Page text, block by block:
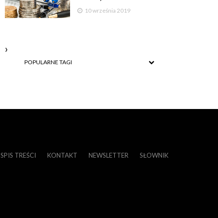
10 września 2019
POPULARNE TAGI
SPIS TREŚCI KONTAKT NEWSLETTER SŁOWNIK